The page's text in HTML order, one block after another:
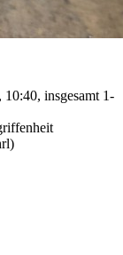
insgesamt 1-